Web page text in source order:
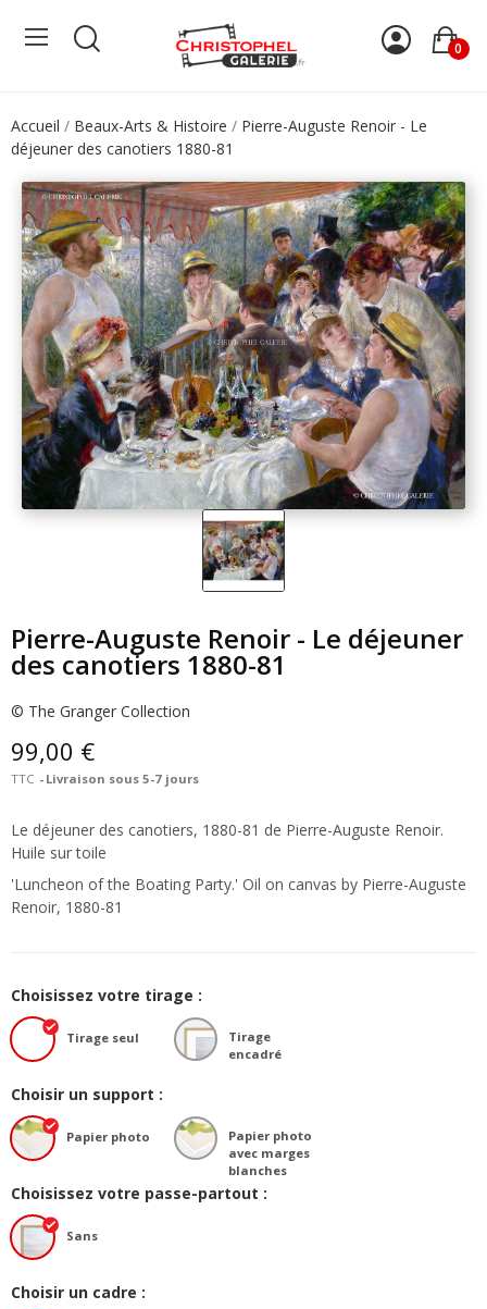
0
Accueil Beaux-Arts & Histoire
Pierre-Auguste Renoir - Le
déjeuner des canotiers 1880-81
Pierre-Auguste Renoir - Le déjeuner
des canotiers 1880-81
© The Granger Collection
99,00 €
TTC Livraison sous 5-7 jours
Le déjeuner des canotiers, 1880-81 de Pierre-Auguste Renoir.
Huile sur toile
'Luncheon of the Boating Party.' Oil on canvas by Pierre-Auguste
Renoir, 1880-81
Choisissez votre tirage :
Tirage seul
Tirage
encadré
Choisir un support :
Papier photo
Papier photo
avec marges
blanches
Choisissez votre passe-partout :
Sans
Choisir un cadre :